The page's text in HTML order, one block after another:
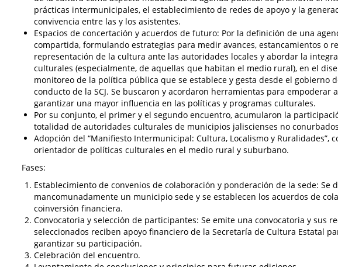
prácticas intermunicipales, el establecimiento de redes de apoyo y la
convivencia entre las y los asistentes.
Espacios de concertación y acuerdos de futuro: Por la definición de una
compartida, formulando estrategias para medir avances, estancamientos o
representación de la cultura ante las autoridades locales y abordar la
culturales (especialmente, de aquellas que habitan el medio rural), en el
monitoreo de la política pública que se establece y gesta desde el gobierno
conducto de la SCJ. Se buscaron y acordaron herramientas para empoderar
garantizar una mayor influencia en las políticas y programas culturales.
Por su conjunto, el primer y el segundo encuentro, acumularon la
totalidad de autoridades culturales de municipios jaliscienses no
Adopción del “Manifiesto Intermunicipal: Cultura, Localismo y Ruralidades”,
orientador de políticas culturales en el medio rural y suburbano.
Fases:
Establecimiento de convenios de colaboración y ponderación de la sede: Se
mancomunadamente un municipio sede y se establecen los acuerdos de
coinversión financiera.
Convocatoria y selección de participantes: Se emite una convocatoria y sus
seleccionados reciben apoyo financiero de la Secretaría de Cultura Estatal
garantizar su participación.
Celebración del encuentro.